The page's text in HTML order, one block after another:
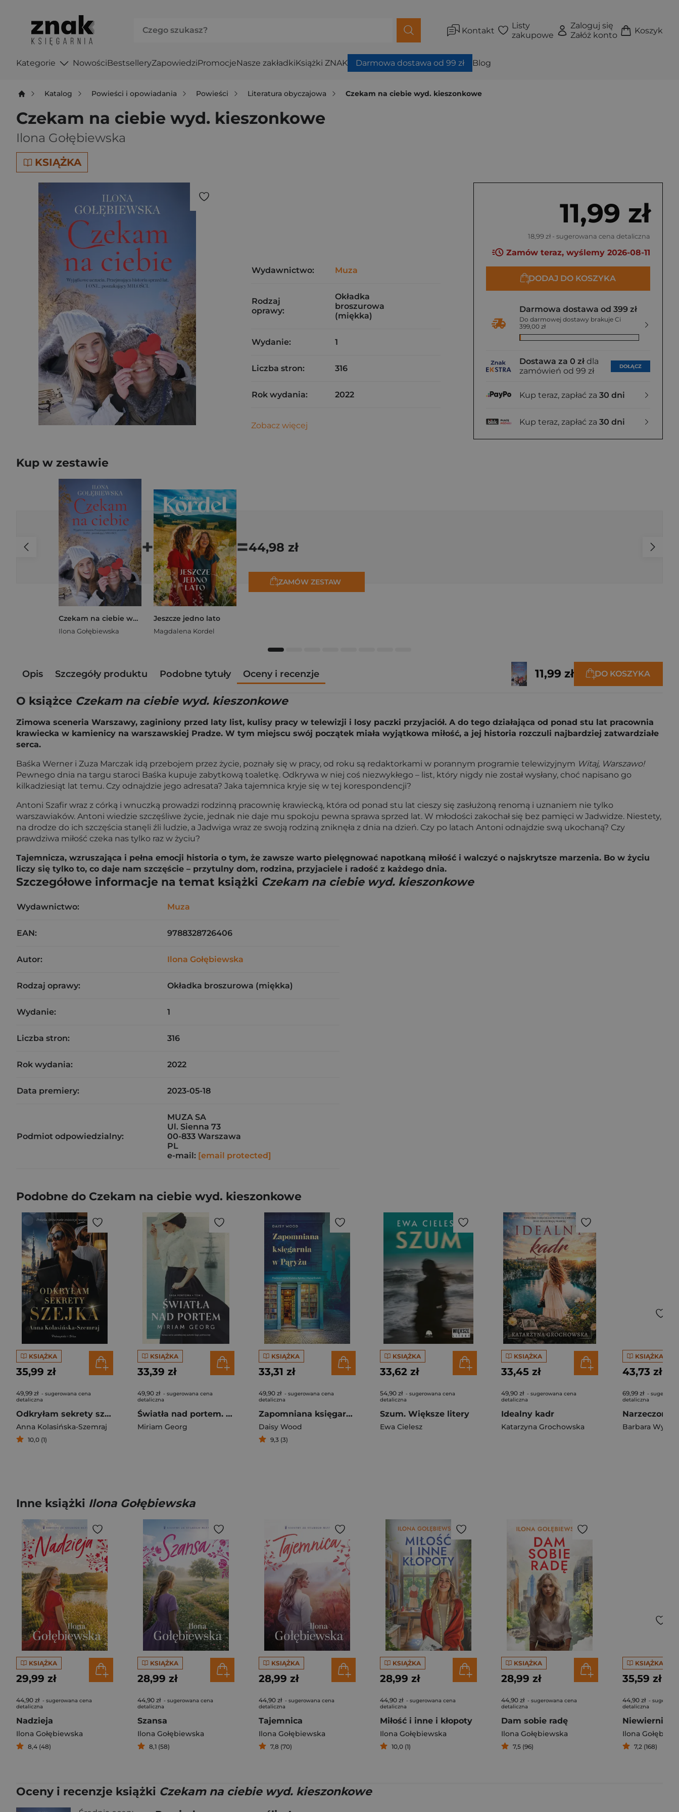
Kontakt
Listy
zakupowe
Zaloguj się
Załóż konto
Koszyk
Kategorie NowościBestselleryZapowiedziPromocjeNasze zakładkiKsiążki ZNAK Darmowa dostawa od 99 zł Blog
Katalog Powieści i opowiadania Powieści Literatura obyczajowa Czekam na ciebie wyd. kieszonkowe
Czekam na ciebie wyd. kieszonkowe
Ilona Gołębiewska
KSIĄŻKA
11,99 zł
18,99 zł - sugerowana cena detaliczna
Zamów teraz, wyślemy 2026-08-11
DODAJ DO KOSZYKA
Darmowa dostawa od 399 zł
Do darmowej dostawy brakuje Ci
399,00 zł
Dostawa za 0 zł dla
zamówień od 99 zł
DOŁĄCZ
Kup teraz, zapłać za 30 dni
Kup teraz, zapłać za 30 dni
Wydawnictwo: Muza
Rodzaj
oprawy:
Okładka
broszurowa
(miękka)
Wydanie: 1
Liczba stron: 316
Rok wydania: 2022
Zobacz więcej
Kup w zestawie
Czekam na ciebie wyd. kieszonkowe
Ilona Gołębiewska
+
Jeszcze jedno lato
Magdalena Kordel
=44,98 zł
ZAMÓW ZESTAW
Opis Szczegóły produktu Podobne tytuły Oceny i recenzje 11,99 zł DO KOSZYKA
O książce Czekam na ciebie wyd. kieszonkowe
Zimowa sceneria Warszawy, zaginiony przed laty list, kulisy pracy w telewizji i losy paczki przyjaciół. A do tego działająca od ponad stu lat pracownia
krawiecka w kamienicy na warszawskiej Pradze. W tym miejscu swój początek miała wyjątkowa miłość, a jej historia rozczuli najbardziej zatwardziałe
serca.
Baśka Werner i Zuza Marczak idą przebojem przez życie, poznały się w pracy, od roku są redaktorkami w porannym programie telewizyjnym Witaj, Warszawo!
Pewnego dnia na targu staroci Baśka kupuje zabytkową toaletkę. Odkrywa w niej coś niezwykłego – list, który nigdy nie został wysłany, choć napisano go
kilkadziesiąt lat temu. Czy odnajdzie jego adresata? Jaka tajemnica kryje się w tej korespondencji?
Antoni Szafir wraz z córką i wnuczką prowadzi rodzinną pracownię krawiecką, która od ponad stu lat cieszy się zasłużoną renomą i uznaniem nie tylko
warszawiaków. Antoni wiedzie szczęśliwe życie, jednak nie daje mu spokoju pewna sprawa sprzed lat. W młodości zakochał się bez pamięci w Jadwidze. Niestety,
na drodze do ich szczęścia stanęli źli ludzie, a Jadwiga wraz ze swoją rodziną zniknęła z dnia na dzień. Czy po latach Antoni odnajdzie swą ukochaną? Czy
prawdziwa miłość czeka nas tylko raz w życiu?
Tajemnicza, wzruszająca i pełna emocji historia o tym, że zawsze warto pielęgnować napotkaną miłość i walczyć o najskrytsze marzenia. Bo w życiu
liczy się tylko to, co daje nam szczęście – przytulny dom, rodzina, przyjaciele i radość z każdego dnia.
Szczegółowe informacje na temat książki Czekam na ciebie wyd. kieszonkowe
Wydawnictwo: Muza
EAN: 9788328726406
Autor: Ilona Gołębiewska
Rodzaj oprawy: Okładka broszurowa (miękka)
Wydanie: 1
Liczba stron: 316
Rok wydania: 2022
Data premiery: 2023-05-18
Podmiot odpowiedzialny:
MUZA SA
Ul. Sienna 73
00-833 Warszawa
PL
e-mail: [email protected]
Podobne do Czekam na ciebie wyd. kieszonkowe
KSIĄŻKA
35,99 zł
49,99 zł - sugerowana cena
detaliczna
Odkryłam sekrety szejka
Anna Kolasińska-Szemraj
10,0 (1)
KSIĄŻKA
33,39 zł
49,90 zł - sugerowana cena
detaliczna
Światła nad portem. Saga portowa Tom. 1
Miriam Georg
KSIĄŻKA
33,31 zł
49,90 zł - sugerowana cena
detaliczna
Zapomniana księgarnia w Paryżu
Daisy Wood
9,3 (3)
KSIĄŻKA
33,62 zł
54,90 zł - sugerowana cena
detaliczna
Szum. Większe litery
Ewa Cielesz
KSIĄŻKA
33,45 zł
49,90 zł - sugerowana cena
detaliczna
Idealny kadr
Katarzyna Grochowska
KSIĄŻKA
43,73 zł
69,99 zł -
detaliczna
Barbara
Inne książki Ilona Gołębiewska
KSIĄŻKA
29,99 zł
44,90 zł - sugerowana cena
detaliczna
Nadzieja
Ilona Gołębiewska
8,4 (48)
KSIĄŻKA
28,99 zł
44,90 zł - sugerowana cena
detaliczna
Szansa
Ilona Gołębiewska
8,1 (58)
KSIĄŻKA
28,99 zł
44,90 zł - sugerowana cena
detaliczna
Tajemnica
Ilona Gołębiewska
7,8 (70)
KSIĄŻKA
28,99 zł
44,90 zł - sugerowana cena
detaliczna
Miłość i inne i kłopoty
Ilona Gołębiewska
10,0 (1)
KSIĄŻKA
28,99 zł
44,90 zł - sugerowana cena
detaliczna
Dam sobie radę
Ilona Gołębiewska
7,5 (96)
KSIĄŻKA
35,59 zł
44,90 zł -
detaliczna
Niewierni
Ilona
7,2 (168)
Oceny i recenzje książki Czekam na ciebie wyd. kieszonkowe